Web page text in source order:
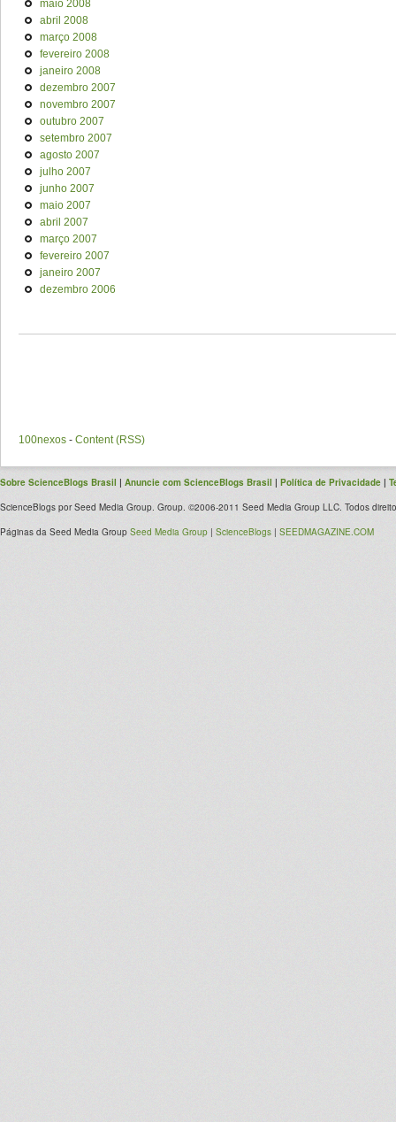
maio 2008
abril 2008
março 2008
fevereiro 2008
janeiro 2008
dezembro 2007
novembro 2007
outubro 2007
setembro 2007
agosto 2007
julho 2007
junho 2007
maio 2007
abril 2007
março 2007
fevereiro 2007
janeiro 2007
dezembro 2006
100nexos - Content (RSS)
Sobre ScienceBlogs Brasil | Anuncie com ScienceBlogs Brasil | Política de Privacidade |
ScienceBlogs por Seed Media Group. Group. ©2006-2011 Seed Media Group LLC. Todos
Páginas da Seed Media Group Seed Media Group | ScienceBlogs | SEEDMAGAZINE.COM